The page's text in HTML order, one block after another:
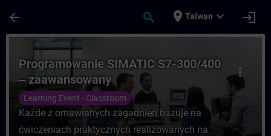
arrow_back search place Taiwan expand_more login
課程 - Programowanie SIMATIC S7-300/
more_vert
Programowanie SIMATIC S7-300/400
‒ zaawansowany
Learning Event - Classroom
Każde z omawianych zagadnień bazuje na
ćwiczeniach praktycznych realizowanych na